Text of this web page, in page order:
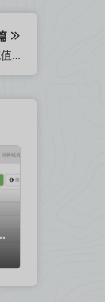
KL幻境_页游KL幻境_Win一键端_游戏IP配置器_游戏服务端_GM充值邮件工具